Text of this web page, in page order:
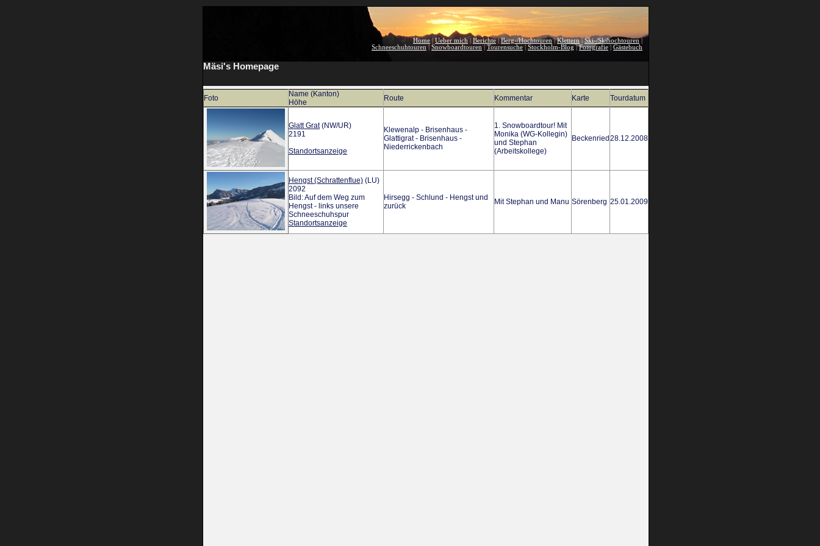
Home Ueber mich Berichte|Berg-/Hochtouren|Klettern |Ski-/Skihochtouren|
Schneeschuhtouren
Snowboardtouren Tourensuche Stockholm-Blog|Fotografie Gästebuch
Mäsi's Homepage
Foto
Name (Kanton)
Höhe
Route Kommentar Karte Tourdatum
Glatt Grat(NW/UR)
2191
Standortsanzeige
Klewenalp - Brisenhaus -
Glattigrat - Brisenhaus -
Niederrickenbach
1. Snowboardtour! Mit
Monika (WG-Kollegin)
und Stephan
(Arbeitskollege)
Beckenried 28.12.2008
Hengst (Schrattenflue) (LU)
2092
Bild: Auf dem Weg zum
Hengst - links unsere
Schneeschuhspur
Standortsanzeige
Hirsegg - Schlund - Hengst und
zurück
Mit Stephan und Manu Sörenberg 25.01.2009